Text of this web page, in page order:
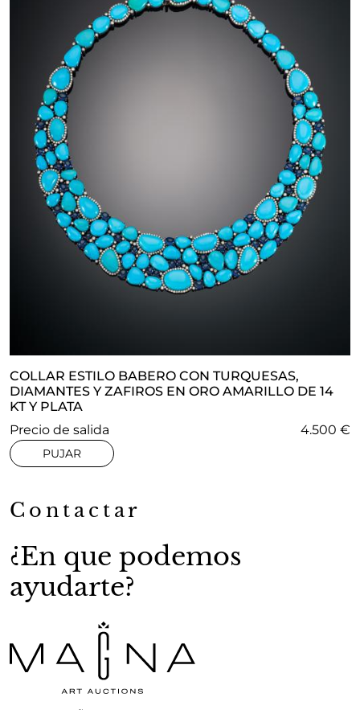
COLLAR ESTILO BABERO CON TURQUESAS,
DIAMANTES Y ZAFIROS EN ORO AMARILLO DE 14
KT Y PLATA
Precio de salida
4.500 €
PUJAR
Contactar
¿En que podemos
ayudarte?